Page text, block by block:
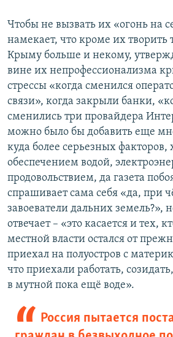
Чтобы не вызвать их «огонь на
намекает, что кроме их творить
Крыму больше и некому,
вине их непрофессионализма
стрессы «когда сменился
связи», когда закрыли банки,
сменились три провайдера
можно было бы добавить еще
куда более серьезных факторов,
обеспечением водой,
продовольствием, да газета
спрашивает сама себя «да, при
завоеватели дальних земель?»,
отвечает – «это касается и тех,
местной власти остался от
приехал на полуостров с
что приехали работать,
в мутной пока ещё воде».
Россия пытается